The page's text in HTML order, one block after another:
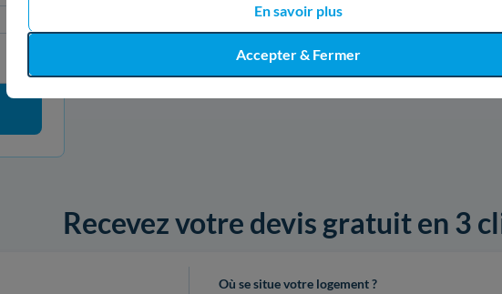
En savoir plus
Accepter & Fermer
Recevez votre devis gratuit en 3
Où se situe votre logement ?